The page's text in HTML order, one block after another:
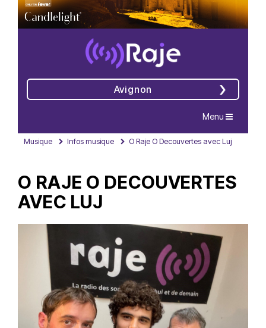
Avignon
Navigation
Menu
Musique Infos musique O Raje O Decouvertes avec Luj
O RAJE O DECOUVERTES
AVEC LUJ